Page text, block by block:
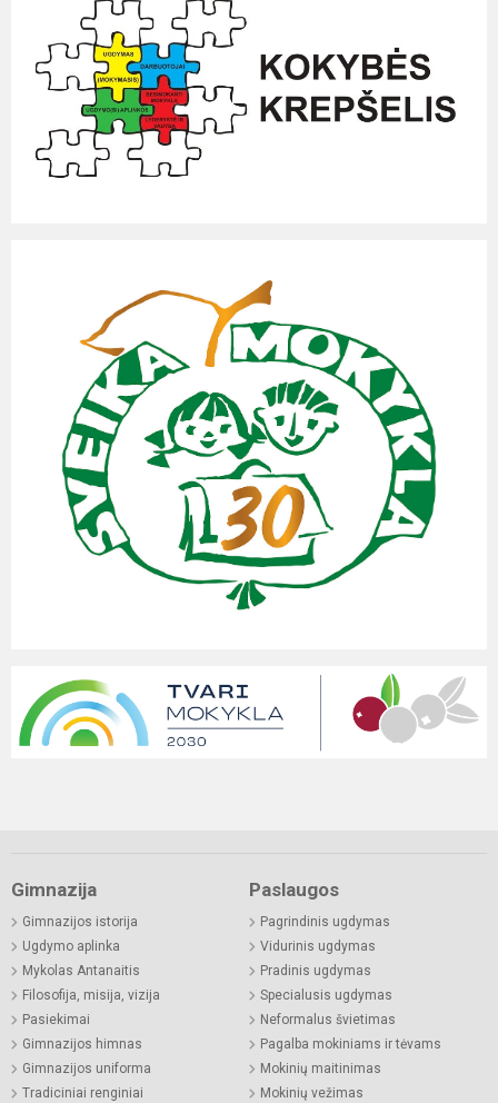
Gimnazija
Gimnazijos istorija
Ugdymo aplinka
Mykolas Antanaitis
Filosofija, misija, vizija
Pasiekimai
Gimnazijos himnas
Gimnazijos uniforma
Tradiciniai renginiai
Paslaugos
Pagrindinis ugdymas
Vidurinis ugdymas
Pradinis ugdymas
Specialusis ugdymas
Neformalus švietimas
Pagalba mokiniams ir tėvams
Mokinių maitinimas
Mokinių vežimas